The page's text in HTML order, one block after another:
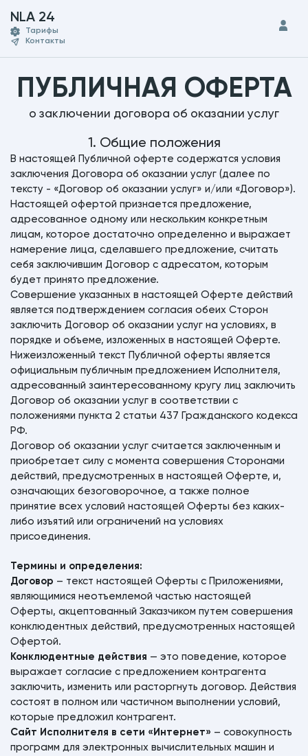
NLA 24
Тарифы
Контакты
ПУБЛИЧНАЯ ОФЕРТА
о заключении договора об оказании услуг
1. Общие положения
В настоящей Публичной оферте содержатся условия
заключения Договора об оказании услуг (далее по
тексту - «Договор об оказании услуг» и/или «Договор»).
Настоящей офертой признается предложение,
адресованное одному или нескольким конкретным
лицам, которое достаточно определенно и выражает
намерение лица, сделавшего предложение, считать
себя заключившим Договор с адресатом, которым
будет принято предложение.
Совершение указанных в настоящей Оферте действий
является подтверждением согласия обеих Сторон
заключить Договор об оказании услуг на условиях, в
порядке и объеме, изложенных в настоящей Оферте.
Нижеизложенный текст Публичной оферты является
официальным публичным предложением Исполнителя,
адресованный заинтересованному кругу лиц заключить
Договор об оказании услуг в соответствии с
положениями пункта 2 статьи 437 Гражданского кодекса
РФ.
Договор об оказании услуг считается заключенным и
приобретает силу с момента совершения Сторонами
действий, предусмотренных в настоящей Оферте, и,
означающих безоговорочное, а также полное
принятие всех условий настоящей Оферты без каких-
либо изъятий или ограничений на условиях
присоединения.
Термины и определения:
Договор – текст настоящей Оферты с Приложениями,
являющимися неотъемлемой частью настоящей
Оферты, акцептованный Заказчиком путем совершения
конклюдентных действий, предусмотренных настоящей
Офертой.
Конклюдентные действия — это поведение, которое
выражает согласие с предложением контрагента
заключить, изменить или расторгнуть договор. Действия
состоят в полном или частичном выполнении условий,
которые предложил контрагент.
Сайт Исполнителя в сети «Интернет» – совокупность
программ для электронных вычислительных машин и